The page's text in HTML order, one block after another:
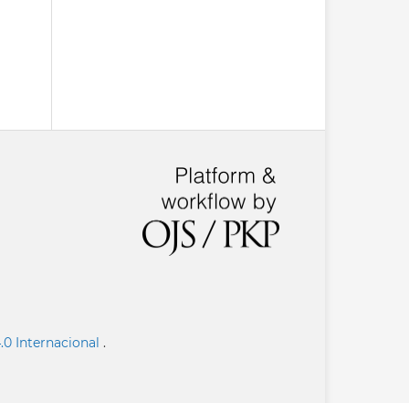
Internacional .